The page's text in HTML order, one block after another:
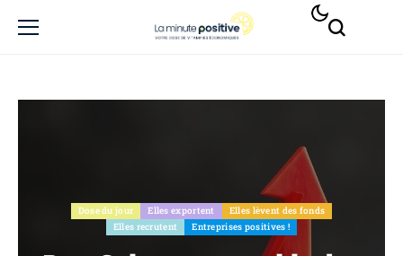
Dose du jour Elles exportent
Elles lèvent des fonds
Elles recrutent
Entreprises positives !